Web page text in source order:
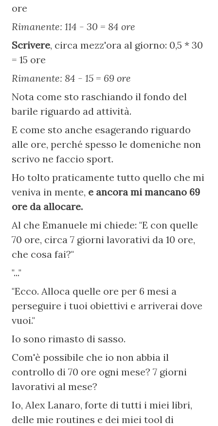
ore
Rimanente: 114 - 30 = 84 ore
Scrivere, circa mezz'ora al giorno: 0,5 * 30
= 15 ore
Rimanente: 84 - 15 = 69 ore
Nota come sto raschiando il fondo del
barile riguardo ad attività.
E come sto anche esagerando riguardo
alle ore, perché spesso le domeniche non
scrivo ne faccio sport.
Ho tolto praticamente tutto quello che mi
veniva in mente, e ancora mi mancano 69
ore da allocare.
Al che Emanuele mi chiede: "E con quelle
70 ore, circa 7 giorni lavorativi da 10 ore,
che cosa fai?"
"..."
"Ecco. Alloca quelle ore per 6 mesi a
perseguire i tuoi obiettivi e arriverai dove
vuoi."
Io sono rimasto di sasso.
Com'è possibile che io non abbia il
controllo di 70 ore ogni mese? 7 giorni
lavorativi al mese?
Io, Alex Lanaro, forte di tutti i miei libri,
delle mie routines e dei miei tool di